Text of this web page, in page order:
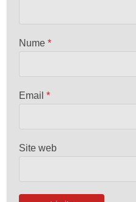
Nume*
Email*
Site web